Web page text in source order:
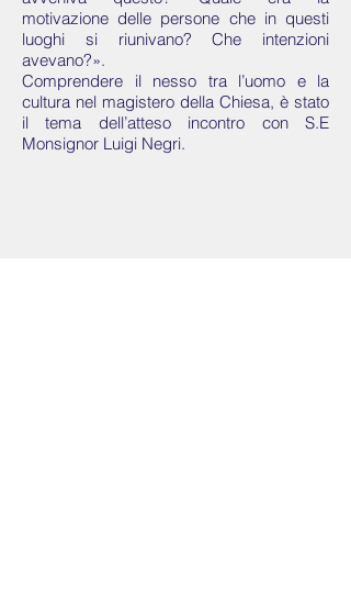
motivazione delle persone che in questi
luoghi si riunivano? Che intenzioni
avevano?».
Comprendere il nesso tra l’uomo e la
cultura nel magistero della Chiesa, è stato
il tema dell’atteso incontro con S.E
Monsignor Luigi Negri.